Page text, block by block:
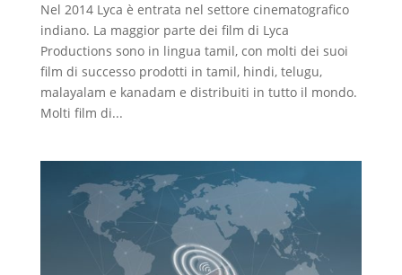
Nel 2014 Lyca è entrata nel settore cinematografico
indiano. La maggior parte dei film di Lyca
Productions sono in lingua tamil, con molti dei suoi
film di successo prodotti in tamil, hindi, telugu,
malayalam e kanadam e distribuiti in tutto il mondo.
Molti film di...